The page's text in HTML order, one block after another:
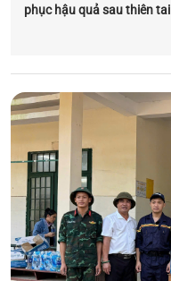
phục hậu quả sau thiên tai